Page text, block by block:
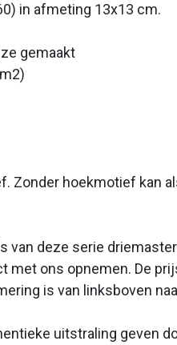
in afmeting 13x13 cm.
gemaakt
Zonder hoekmotief kan
van deze serie
ons opnemen. De
is van linksboven
uitstraling geven